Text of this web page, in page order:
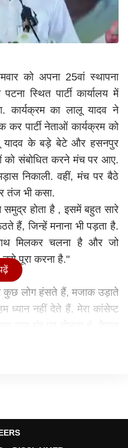
को अपना 25वां स्थापना
स्थित पार्टी कार्यालय में
कार्यक्रम का लालू यादव ने
पार्टी नेताओं कार्यक्रम को
यादव के बड़े बेटे और हसनपुर
को संबोधित करने मंच पर आए.
निकाली. वहीं, मंच पर बैठे
तंज भी कसा.
होता है , इसमें बहुत सारे
जिन्हें मनाना भी पड़ता है.
मिलकर चलना है और जो
उसे पूरा करना है."
कुछ लोग हंसते हैं, मजाक उड़ाते
ध्यान नहीं देते हैं. मेरा कांसेप्ट
करते थे. मनोरंजन भी होता